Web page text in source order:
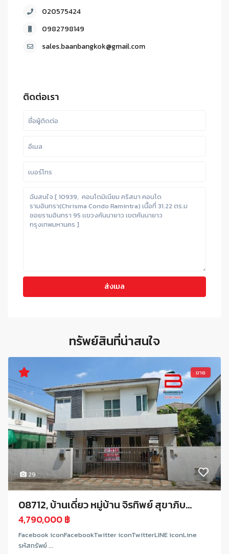
020575424
0982798149
sales.baanbangkok@gmail.com
ติดต่อเรา
ทรัพย์สินที่น่าสนใจ
29
ขาย
08712, บ้านเดี่ยว หมู่บ้าน จิรทิพย์ สุขาภิบ...
4,790,000 ฿
Facebook iconFacebookTwitter iconTwitterLINE iconLine
รหัสทรัพย์ ...